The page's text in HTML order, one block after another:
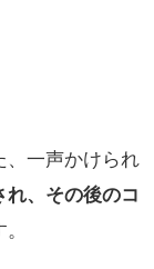
、一声かけられ
れ、その後のコ